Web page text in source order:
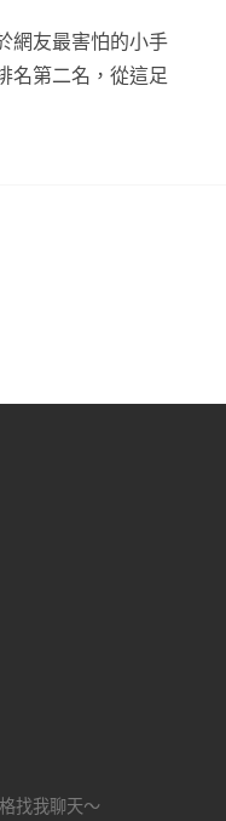
網友最害怕的小手
名第二名，從這足
找我聊天～